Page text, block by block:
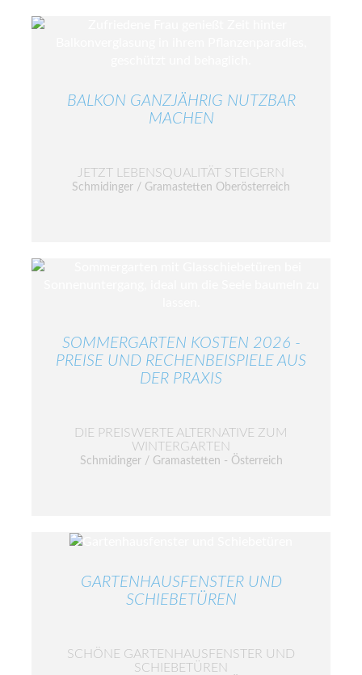
BALKON GANZJÄHRIG NUTZBAR
MACHEN
JETZT LEBENSQUALITÄT STEIGERN
Schmidinger / Gramastetten Oberösterreich
SOMMERGARTEN KOSTEN 2026 -
PREISE UND RECHENBEISPIELE AUS
DER PRAXIS
DIE PREISWERTE ALTERNATIVE ZUM
WINTERGARTEN
Schmidinger / Gramastetten - Österreich
GARTENHAUSFENSTER UND
SCHIEBETÜREN
SCHÖNE GARTENHAUSFENSTER UND
SCHIEBETÜREN